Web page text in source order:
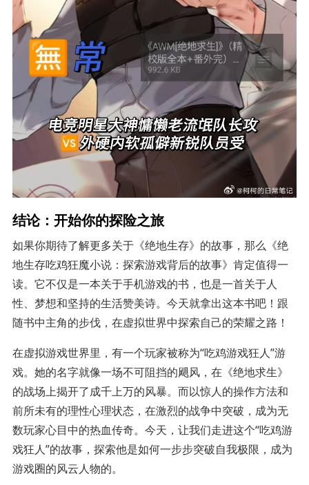
结论：开始你的探险之旅
如果你期待了解更多关于《绝地生存》的故事，那么《绝
地生存吃鸡狂魔小说：探索游戏背后的故事》肯定值得一
读。它不仅是一本关于手机游戏的书，也是一首关于人
性、梦想和坚持的生活赞美诗。今天就拿出这本书吧！跟
随书中主角的步伐，在虚拟世界中探索自己的荣耀之路！
在虚拟游戏世界里，有一个玩家被称为“吃鸡游戏狂人”游
戏。她的名字就像一场不可阻挡的飓风，在《绝地求生》
的战场上揭开了成千上万的风暴。而以惊人的操作方法和
前所未有的理性心理状态，在激烈的战争中突破，成为无
数玩家心目中的热血传奇。今天，让我们走进这个“吃鸡游
戏狂人”的故事，探索他是如何一步步突破自我极限，成为
游戏圈的风云人物的。